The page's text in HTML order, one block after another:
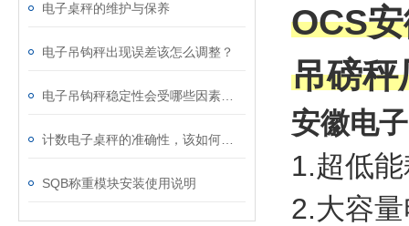
电子桌秤的维护与保养
电子吊钩秤出现误差该怎么调整？
SQB称重模块安装使用说明
OCS
吊磅秤
安徽电
1.超低
2.大容